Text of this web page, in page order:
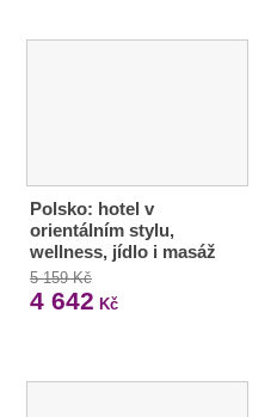
Polsko: hotel v
orientálním stylu,
wellness, jídlo i masáž
5 159 Kč
4 642 Kč